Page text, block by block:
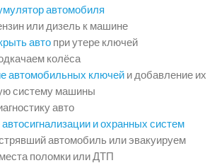
автомобиля
или дизель к машине
авто при утере ключей
колёса
автомобильных ключей и добавление их
систему машины
авто
и охранных систем
автомобиль или эвакуируем
поломки или ДТП